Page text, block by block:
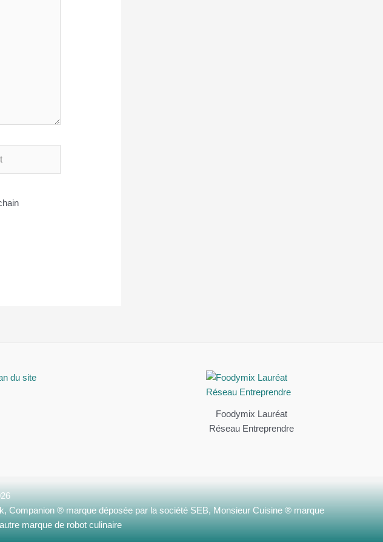
du site
Foodymix Lauréat
Réseau Entreprendre
Companion ® marque déposée par la société SEB, Monsieur Cuisine ® marque
marque de robot culinaire